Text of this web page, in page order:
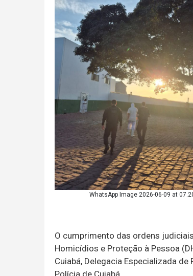
WhatsApp Image 2026-06-09 at
O cumprimento das ordens
Homicídios e Proteção à Pessoa
Cuiabá, Delegacia Especializada
Polícia de Cuiabá.